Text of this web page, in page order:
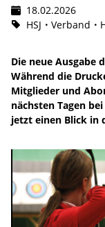
18.02.2026
HSJ
Verband
Die neue Ausgabe
Während die
Mitglieder und
nächsten Tagen
jetzt einen Blick in